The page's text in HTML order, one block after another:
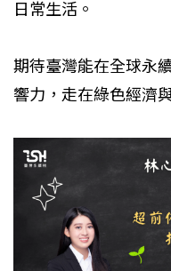
日常生活。
期待臺灣能在全球永
響力，走在綠色經濟